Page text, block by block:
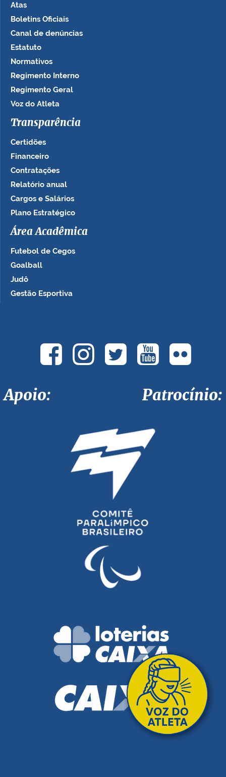
Atas
Boletins Oficiais
Canal de denúncias
Estatuto
Normativos
Regimento Interno
Regimento Geral
Voz do Atleta
Transparência
Certidões
Financeiro
Contratações
Relatório anual
Cargos e Salários
Plano Estratégico
Área Acadêmica
Futebol de Cegos
Goalball
Judô
Gestão Esportiva
Apoio: Patrocínio: